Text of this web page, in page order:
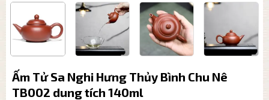
Ấm Tử Sa Nghi Hưng Thủy Bình Chu Nê
TB002 dung tích 140ml